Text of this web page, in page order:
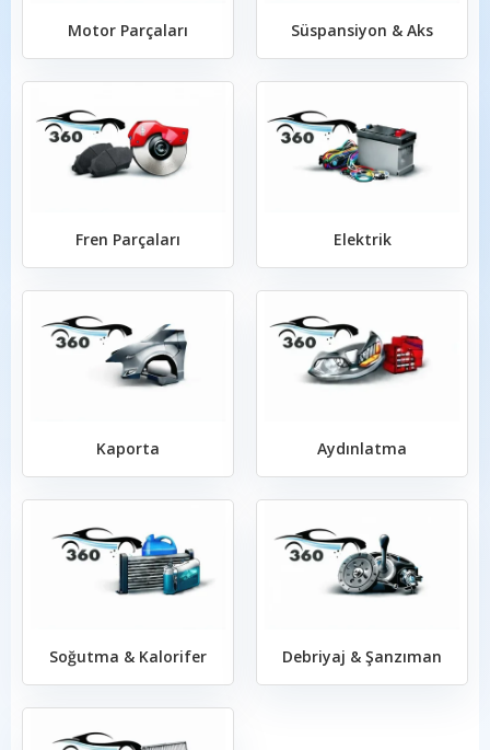
Motor Parçaları Süspansiyon & Aks
Fren Parçaları Elektrik
Kaporta Aydınlatma
Soğutma & Kalorifer Debriyaj & Şanzıman